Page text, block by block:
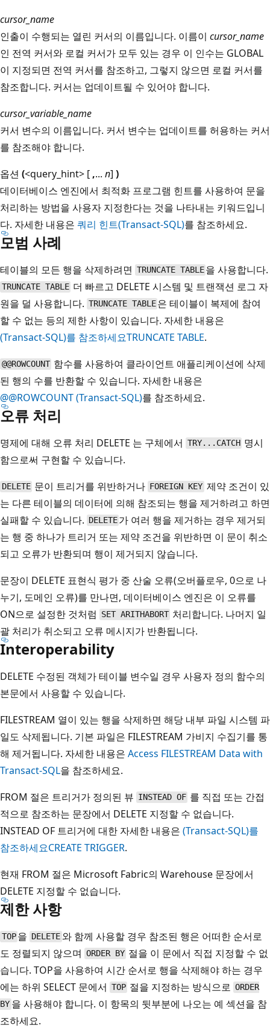
cursor_name
인출이 수행되는 열린 커서의 이름입니다. 이름이 cursor_name
인 전역 커서와 로컬 커서가 모두 있는 경우 이 인수는 GLOBAL
이 지정되면 전역 커서를 참조하고, 그렇지 않으면 로컬 커서를
참조합니다. 커서는 업데이트될 수 있어야 합니다.
cursor_variable_name
커서 변수의 이름입니다. 커서 변수는 업데이트를 허용하는 커서
를 참조해야 합니다.
옵션 (<query_hint> [ ,... n] )
데이터베이스 엔진에서 최적화 프로그램 힌트를 사용하여 문을
처리하는 방법을 사용자 지정한다는 것을 나타내는 키워드입니
다. 자세한 내용은 쿼리 힌트(Transact-SQL)를 참조하세요.
모범 사례
테이블의 모든 행을 삭제하려면 TRUNCATE TABLE 을 사용합니다.
TRUNCATE TABLE 더 빠르고 DELETE 시스템 및 트랜잭션 로그 자
원을 덜 사용합니다. TRUNCATE TABLE 은 테이블이 복제에 참여
할 수 없는 등의 제한 사항이 있습니다. 자세한 내용은
(Transact-SQL)를 참조하세요TRUNCATE TABLE.
@@ROWCOUNT 함수를 사용하여 클라이언트 애플리케이션에 삭제
된 행의 수를 반환할 수 있습니다. 자세한 내용은
@@ROWCOUNT (Transact-SQL)를 참조하세요.
오류 처리
명제에 대해 오류 처리 DELETE 는 구체에서 TRY...CATCH 명시
함으로써 구현할 수 있습니다.
DELETE 문이 트리거를 위반하거나 FOREIGN KEY 제약 조건이 있
는 다른 테이블의 데이터에 의해 참조되는 행을 제거하려고 하면
실패할 수 있습니다. DELETE 가 여러 행을 제거하는 경우 제거되
는 행 중 하나가 트리거 또는 제약 조건을 위반하면 이 문이 취소
되고 오류가 반환되며 행이 제거되지 않습니다.
문장이 DELETE 표현식 평가 중 산술 오류(오버플로우, 0으로 나
누기, 도메인 오류)를 만나면, 데이터베이스 엔진은 이 오류를
ON으로 설정한 것처럼
SET ARITHABORT 처리합니다. 나머지 일
괄 처리가 취소되고 오류 메시지가 반환됩니다.
Interoperability
DELETE 수정된 객체가 테이블 변수일 경우 사용자 정의 함수의
본문에서 사용할 수 있습니다.
FILESTREAM 열이 있는 행을 삭제하면 해당 내부 파일 시스템 파
일도 삭제됩니다. 기본 파일은 FILESTREAM 가비지 수집기를 통
해 제거됩니다. 자세한 내용은 Access FILESTREAM Data with
Transact-SQL을 참조하세요.
FROM 절은 트리거가 정의된 뷰 INSTEAD OF 를 직접 또는 간접
적으로 참조하는 문장에서 DELETE 지정할 수 없습니다.
INSTEAD OF 트리거에 대한 자세한 내용은 (Transact-SQL)를
참조하세요CREATE TRIGGER.
현재 FROM 절은 Microsoft Fabric의 Warehouse 문장에서
DELETE 지정할 수 없습니다.
제한 사항
TOP 을 DELETE 와 함께 사용할 경우 참조된 행은 어떠한 순서로
도 정렬되지 않으며 ORDER BY 절을 이 문에서 직접 지정할 수 없
습니다. TOP을 사용하여 시간 순서로 행을 삭제해야 하는 경우
에는 하위 SELECT 문에서 TOP 절을 지정하는 방식으로 ORDER
BY 을 사용해야 합니다. 이 항목의 뒷부분에 나오는 예 섹션을 참
조하세요.